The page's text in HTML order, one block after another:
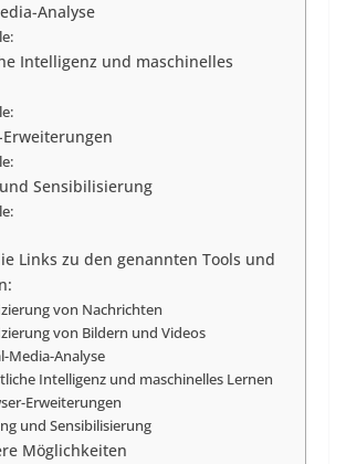
Analyse
Intelligenz und maschinelles
Sensibilisierung
Links zu den genannten Tools und
von Nachrichten
von Bildern und Videos
Media-Analyse
Intelligenz und maschinelles Lernen
Erweiterungen
und Sensibilisierung
Möglichkeiten